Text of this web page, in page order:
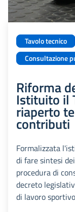
Tavolo tecnico
Consultazione
Riforma
Istituito il
riaperto
contributi
Formalizzata
di fare sintesi
procedura di
decreto
di lavoro sportivo